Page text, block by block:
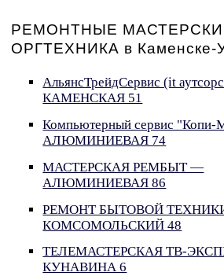
РЕМОНТНЫЕ
ОРГТЕХНИКА в Каменске-
АльянсТрейдСервис (it
КАМЕНСКАЯ 51
Компьютерный сервис
АЛЮМИНИЕВАЯ 74
МАСТЕРСКАЯ РЕМБЫТ —
АЛЮМИНИЕВАЯ 86
РЕМОНТ БЫТОВОЙ ТЕХНИКИ
КОМСОМОЛЬСКИЙ 48
ТЕЛЕМАСТЕРСКАЯ ТВ-
КУНАВИНА 6